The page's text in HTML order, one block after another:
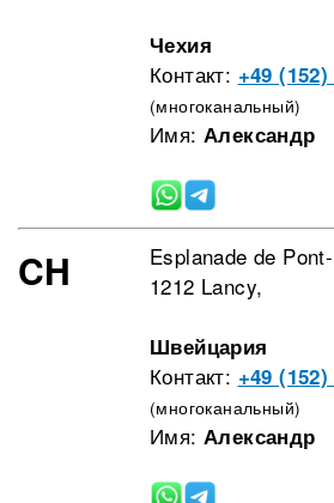
Чехия
Контакт: +49
(многоканальный)
Имя: Александр
CH
Esplanade de
1212 Lancy,
Швейцария
Контакт: +49
(многоканальный)
Имя: Александр